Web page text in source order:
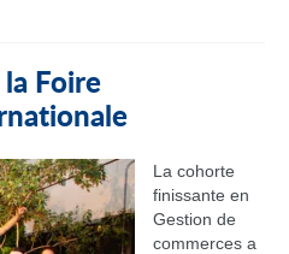
Foire
La cohorte
finissante en
Gestion de
commerces a